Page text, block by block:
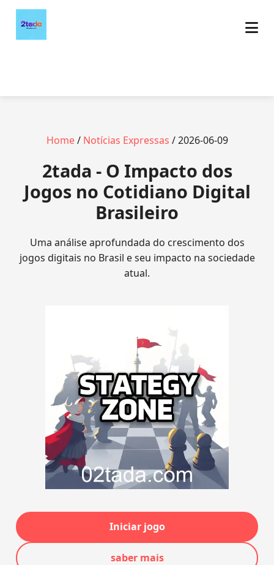
Home/ Notícias Expressas / 2026-06-09
2tada - O Impacto dos
Jogos no Cotidiano Digital
Brasileiro
Uma análise aprofundada do crescimento dos
jogos digitais no Brasil e seu impacto na sociedade
atual.
Iniciar jogo
saber mais